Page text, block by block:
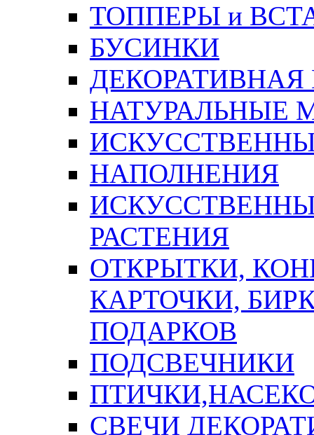
ТОППЕРЫ и
БУСИНКИ
ДЕКОРАТИВНАЯ
НАТУРАЛЬНЫЕ
НАПОЛНЕНИЯ
РАСТЕНИЯ
ОТКРЫТКИ,
КАРТОЧКИ,
ПОДАРКОВ
ПОДСВЕЧНИКИ
СВЕЧИ